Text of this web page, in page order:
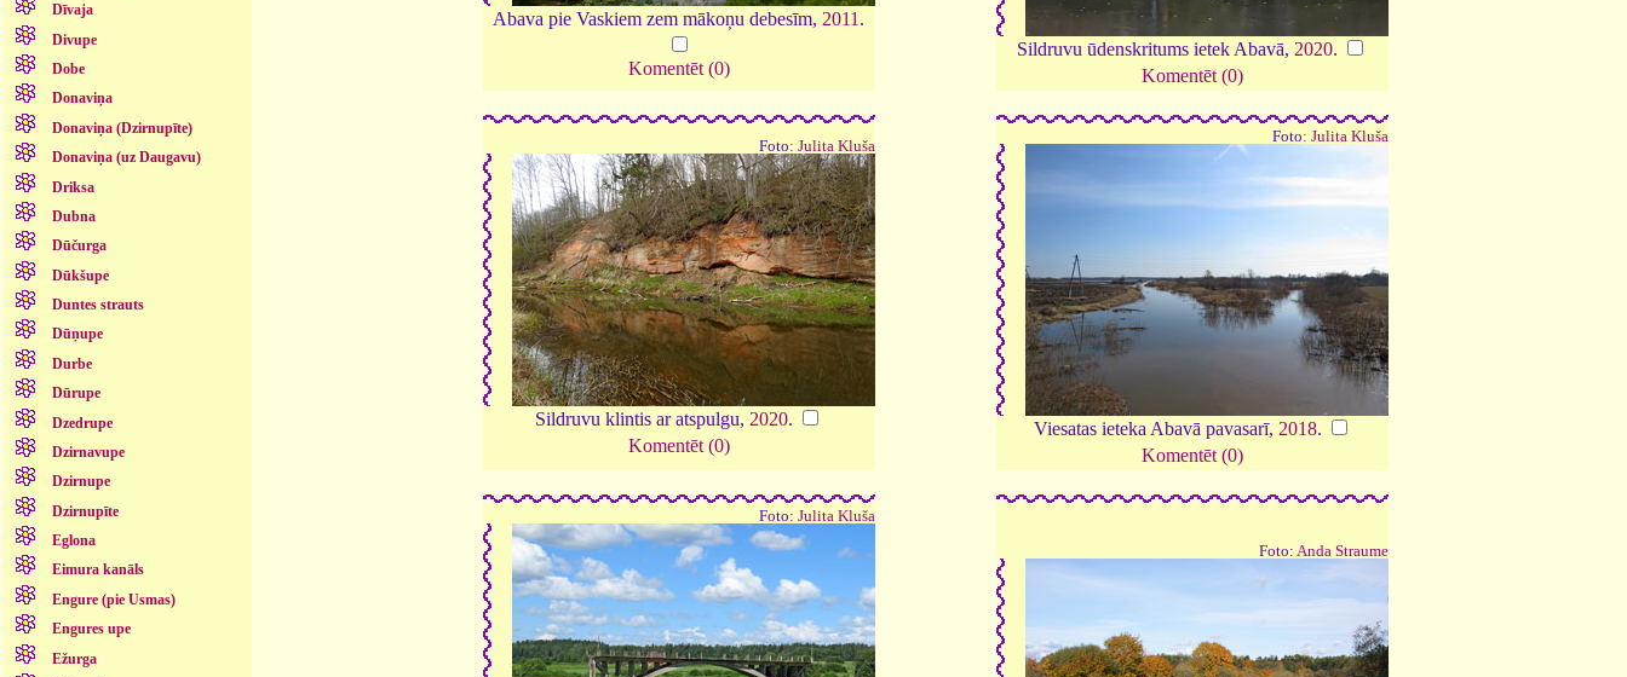
Dīvaja
Divupe
Dobe
Donaviņa
Donaviņa (Dzirnupīte)
Donaviņa (uz Daugavu)
Driksa
Dubna
Dūčurga
Dūkšupe
Duntes strauts
Dūņupe
Durbe
Dūrupe
Dzedrupe
Dzirnavupe
Dzirnupe
Dzirnupīte
Eglona
Eimura kanāls
Engure (pie Usmas)
Engures upe
Ežurga
Abava pie Vaskiem zem mākoņu debesīm, 2011 .
Komentēt (0)
Sildruvu ūdenskritums ietek Abavā, 2020.
Komentēt (0)
Foto: Julita Kluša
Sildruvu klintis ar atspulgu, 2020.
Komentēt (0)
Foto: Julita Kluša
Viesatas ieteka Abavā pavasarī, 2018.
Komentēt (0)
Foto: Julita Kluša
Foto: Anda Straume